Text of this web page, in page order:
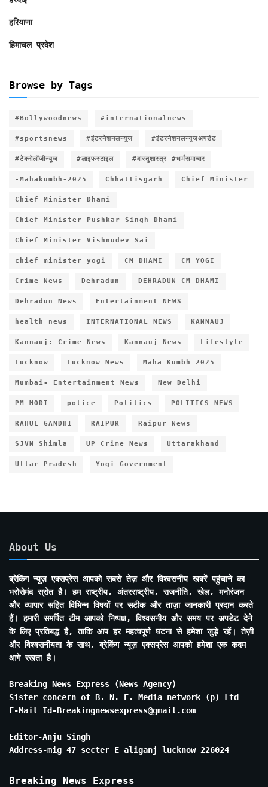
हरियाणा
हिमाचल प्रदेश
Browse by Tags
#Bollywoodnews #internationalnews
#sportsnews #इंटरनेशनलन्यूज #इंटरनेशनलन्यूजअपडेट
#टेक्नोलॉजीन्यूज #लाइफस्टाइल #वास्तुशास्त्र #धर्मसमाचार
-Mahakumbh-2025 Chhattisgarh Chief Minister
Chief Minister Dhami
Chief Minister Pushkar Singh Dhami
Chief Minister Vishnudev Sai
chief minister yogi CM DHAMI CM YOGI
Crime News Dehradun DEHRADUN CM DHAMI
Dehradun News Entertainment NEWS
health news INTERNATIONAL NEWS KANNAUJ
Kannauj: Crime News Kannauj News Lifestyle
Lucknow Lucknow News Maha Kumbh 2025
Mumbai- Entertainment News New Delhi
PM MODI police Politics POLITICS NEWS
RAHUL GANDHI RAIPUR Raipur News
SJVN Shimla UP Crime News Uttarakhand
Uttar Pradesh Yogi Government
About Us
ब्रेकिंग न्यूज़ एक्सप्रेस आपको सबसे तेज़ और विश्वसनीय खबरें पहुंचाने का
भरोसेमंद स्रोत है। हम राष्ट्रीय, अंतरराष्ट्रीय, राजनीति, खेल, मनोरंजन
और व्यापार सहित विभिन्न विषयों पर सटीक और ताज़ा जानकारी प्रदान करते
हैं। हमारी समर्पित टीम आपको निष्पक्ष, विश्वसनीय और समय पर अपडेट देने
के लिए प्रतिबद्ध है, ताकि आप हर महत्वपूर्ण घटना से हमेशा जुड़े रहें। तेज़ी
और विश्वसनीयता के साथ, ब्रेकिंग न्यूज़ एक्सप्रेस आपको हमेशा एक कदम
आगे रखता है।
Breaking News Express (News Agency)
Sister concern of B. N. E. Media network (p) Ltd
E-Mail Id-Breakingnewsexpress@gmail.com
Editor-Anju Singh
Address-mig 47 secter E aliganj lucknow 226024
Breaking News Express